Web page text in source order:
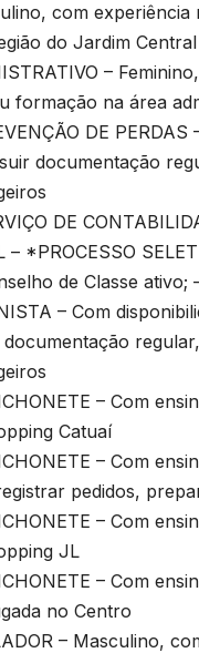
com
do Jardim Central
–
formação na área
DE
documentação
DE
– *PROCESSO
de Classe
– Com
– Com
Catuaí
– Com
pedidos,
– Com
JL
– Com
no Centro
– Masculino,